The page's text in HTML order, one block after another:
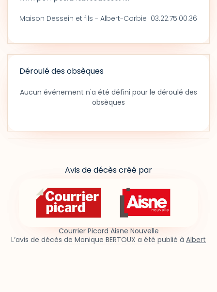
Maison Dessein et fils - Albert-Corbie 03.22.75.00.36
Déroulé des obsèques
Aucun événement n'a été défini pour le déroulé des
obsèques
Avis de décès créé par
Courrier Picard Aisne Nouvelle
L’avis de décès de Monique BERTOUX a été publié à Albert